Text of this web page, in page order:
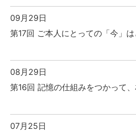
09月29日
第17回 ご本人にとっての「今」
08月29日
第16回 記憶の仕組みをつかって
07月25日